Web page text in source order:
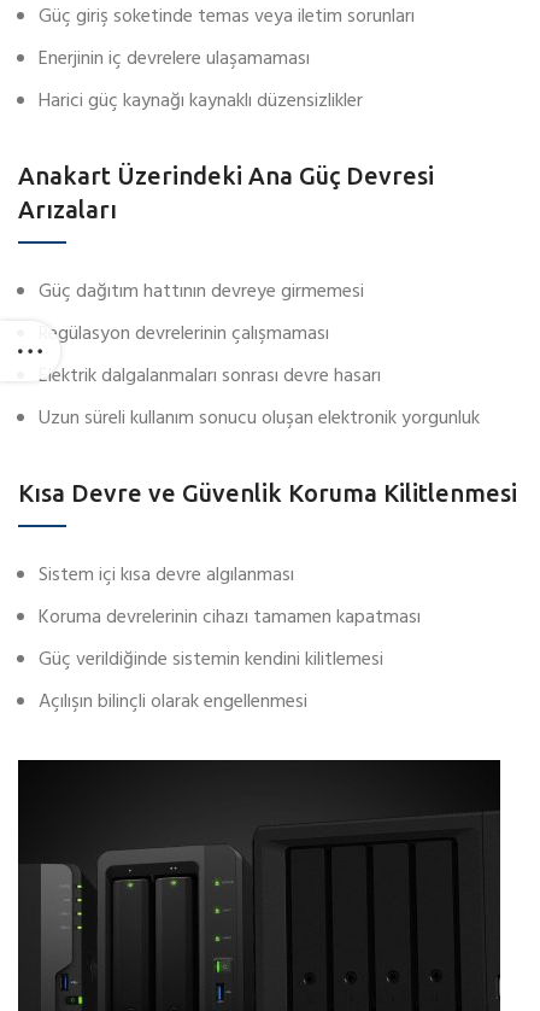
Güç giriş soketinde temas veya iletim sorunları
Enerjinin iç devrelere ulaşamaması
Harici güç kaynağı kaynaklı düzensizlikler
Anakart Üzerindeki Ana Güç Devresi
Arızaları
Güç dağıtım hattının devreye girmemesi
Regülasyon devrelerinin çalışmaması
Elektrik dalgalanmaları sonrası devre hasarı
Uzun süreli kullanım sonucu oluşan elektronik yorgunluk
Kısa Devre ve Güvenlik Koruma Kilitlenmesi
Sistem içi kısa devre algılanması
Koruma devrelerinin cihazı tamamen kapatması
Güç verildiğinde sistemin kendini kilitlemesi
Açılışın bilinçli olarak engellenmesi